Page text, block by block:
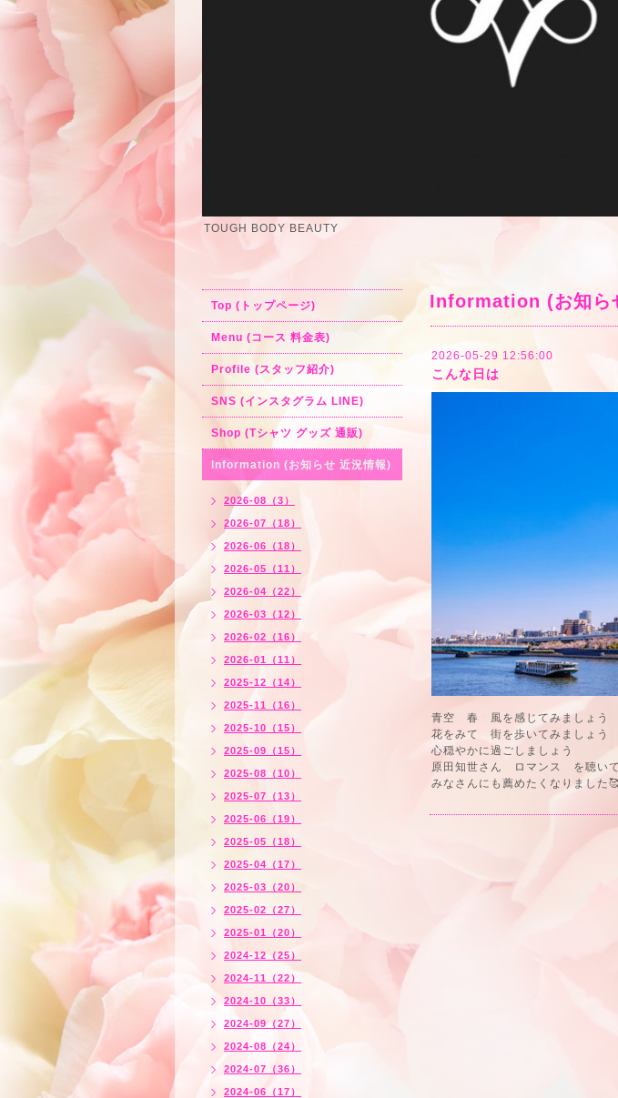
TOUGH BODY BEAUTY
Information (お知ら
2026-05-29 12:56:00
こんな日は
青空 春 風を感じてみましょう
花をみて 街を歩いてみましょう
心穏やかに過ごしましょう
原田知世さん ロマンス を聴い
みなさんにも薦めたくなりました
Top (トップページ)
Menu (コース 料金表)
Profile (スタッフ紹介)
SNS (インスタグラム LINE)
Shop (Tシャツ グッズ 通販)
Information (お知らせ 近況情報)
2026-08（3）
2026-07（18）
2026-06（18）
2026-05（11）
2026-04（22）
2026-03（12）
2026-02（16）
2026-01（11）
2025-12（14）
2025-11（16）
2025-10（15）
2025-09（15）
2025-08（10）
2025-07（13）
2025-06（19）
2025-05（18）
2025-04（17）
2025-03（20）
2025-02（27）
2025-01（20）
2024-12（25）
2024-11（22）
2024-10（33）
2024-09（27）
2024-08（24）
2024-07（36）
2024-06（17）